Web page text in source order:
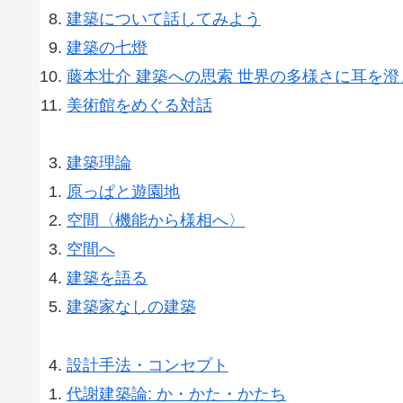
建築について話してみよう
建築の七燈
藤本壮介 建築への思索 世界の多様さに耳を澄
美術館をめぐる対話
建築理論
原っぱと遊園地
空間〈機能から様相へ〉
空間へ
建築を語る
建築家なしの建築
設計手法・コンセプト
代謝建築論: か・かた・かたち